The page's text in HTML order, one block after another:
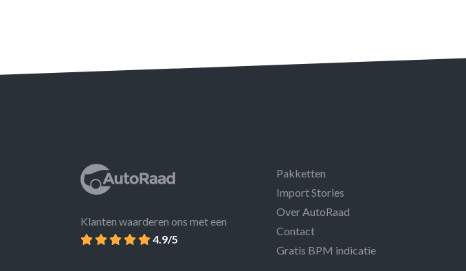
Klanten waarderen ons met een
4.9/5
Pakketten
Import Stories
Over AutoRaad
Contact
Gratis BPM indicatie